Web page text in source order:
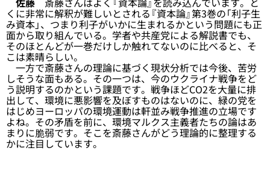
くに非常に解釈が難しいとされる『資本論』第3巻の「利子生
み資本」、つまり利子がいかに生まれるかという問題にも正
面から取り組んでいる。学者や共産党による解説書でも、
そのほとんどが一巻だけしか触れてないのに比べると、そ
こは素晴らしい。
一方で斎藤さんの理論に基づく現状分析では今後、苦労
しそうな面もある。その一つは、今のウクライナ戦争をど
う説明するのかという課題です。戦争ほどCO2を大量に排
出して、環境に悪影響を及ぼすものはないのに、緑の党を
はじめヨーロッパの環境運動は軒並み戦争推進の立場です
よね。その矛盾を前に、環境マルクス主義者たちの論はあ
まりに脆弱です。そこを斎藤さんがどう理論的に整理する
かに注目しています。